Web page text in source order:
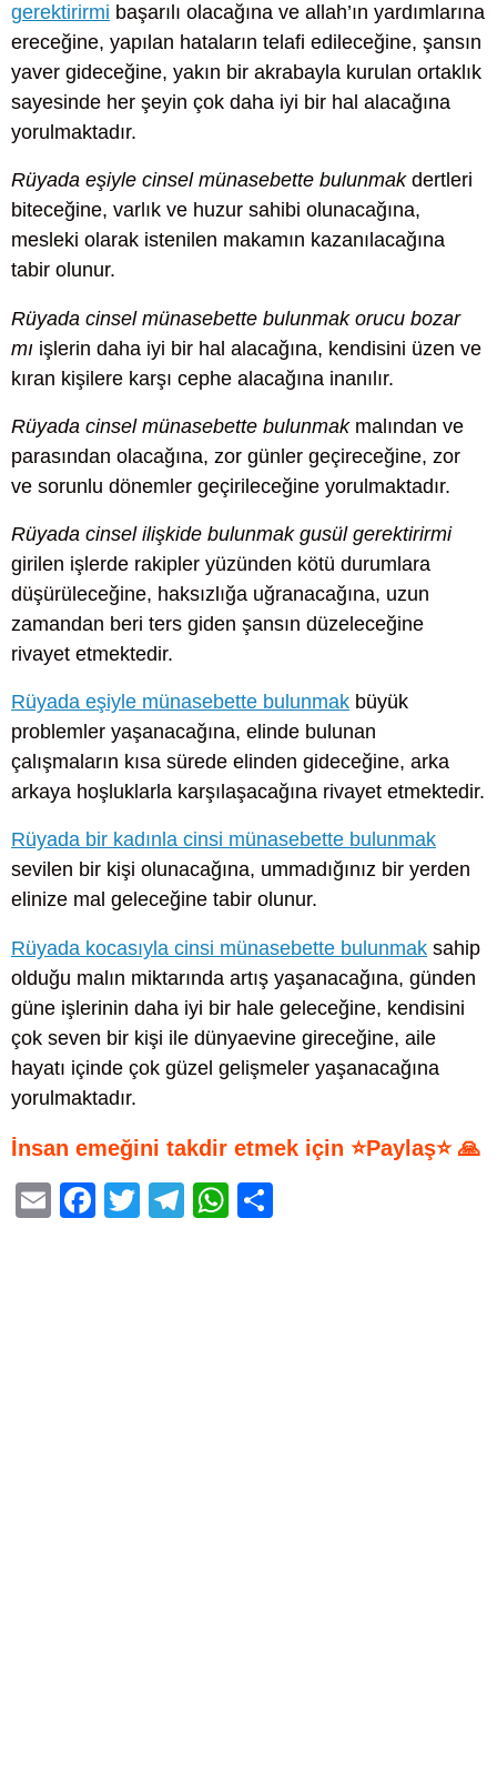
gerektirirmi başarılı olacağına ve allah’ın yardımlarına
ereceğine, yapılan hataların telafi edileceğine, şansın
yaver gideceğine, yakın bir akrabayla kurulan ortaklık
sayesinde her şeyin çok daha iyi bir hal alacağına
yorulmaktadır.
Rüyada eşiyle cinsel münasebette bulunmakdertleri
biteceğine, varlık ve huzur sahibi olunacağına,
mesleki olarak istenilen makamın kazanılacağına
tabir olunur.
Rüyada cinsel münasebette bulunmak orucu bozar
mı işlerin daha iyi bir hal alacağına, kendisini üzen ve
kıran kişilere karşı cephe alacağına inanılır.
Rüyada cinsel münasebette bulunmakmalından ve
parasından olacağına, zor günler geçireceğine, zor
ve sorunlu dönemler geçirileceğine yorulmaktadır.
Rüyada cinsel ilişkide bulunmak gusül gerektirirmi
girilen işlerde rakipler yüzünden kötü durumlara
düşürüleceğine, haksızlığa uğranacağına, uzun
zamandan beri ters giden şansın düzeleceğine
rivayet etmektedir.
Rüyada eşiyle münasebette bulunmak büyük
problemler yaşanacağına, elinde bulunan
çalışmaların kısa sürede elinden gideceğine, arka
arkaya hoşluklarla karşılaşacağına rivayet etmektedir.
Rüyada bir kadınla cinsi münasebette bulunmak
sevilen bir kişi olunacağına, ummadığınız bir yerden
elinize mal geleceğine tabir olunur.
Rüyada kocasıyla cinsi münasebette bulunmak sahip
olduğu malın miktarında artış yaşanacağına, günden
güne işlerinin daha iyi bir hale geleceğine, kendisini
çok seven bir kişi ile dünyaevine gireceğine, aile
hayatı içinde çok güzel gelişmeler yaşanacağına
yorulmaktadır.
İnsan emeğini takdir etmek için ⭐Paylaş⭐ 🙏
E
F
T
T
W